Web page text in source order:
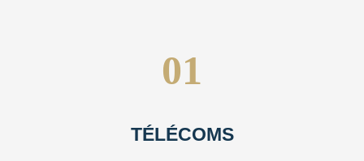
01
TÉLÉCOMS